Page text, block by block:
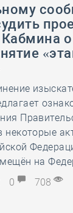
некоторые
на
0 708